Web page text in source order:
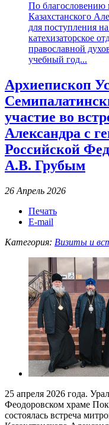
По благословению
Казахстанского
для поступления
катехизаторское
православной
учебный год...
Архиепископ
участие во
Александра с
Российской
А.В. Грубым
26 Апрель 2026
Печать
E-mail
Категория: Визиты и
25 апреля 2026 года.
Феодоровском храме
состоялась встреча